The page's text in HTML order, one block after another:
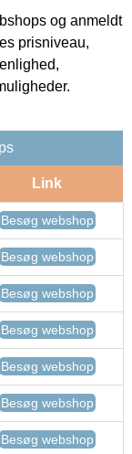
og anmeldt
prisniveau,
Link
Besøg webshop
Besøg webshop
Besøg webshop
Besøg webshop
Besøg webshop
Besøg webshop
Besøg webshop